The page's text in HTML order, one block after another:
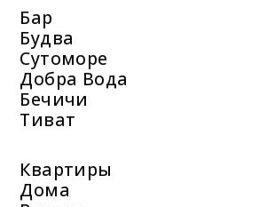
Бар
Будва
Сутоморе
Добра Вода
Бечичи
Тиват
Квартиры
Дома